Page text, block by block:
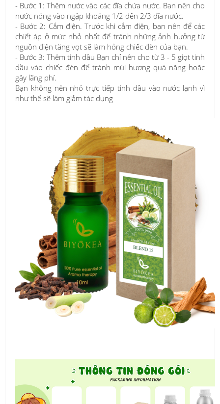
- Bước 1: Thêm nước vào các đĩa chứa nước. Bạn nên cho
nước nóng vào ngập khoảng 1/2 đến 2/3 đĩa nước.
- Bước 2: Cắm điện. Trước khi cắm điện, bạn nên để các
chiết áp ở mức nhỏ nhất để tránh những ảnh hưởng từ
nguồn điện tăng vọt sẽ làm hỏng chiếc đèn của bạn.
- Bước 3: Thêm tinh dầu Bạn chỉ nên cho từ 3 - 5 giọt tinh
dầu vào chiếc đèn để tránh mùi hương quá nặng hoặc
gây lãng phí.
Bạn không nên nhỏ trực tiếp tinh dầu vào nước lạnh vì
như thế sẽ làm giảm tác dụng